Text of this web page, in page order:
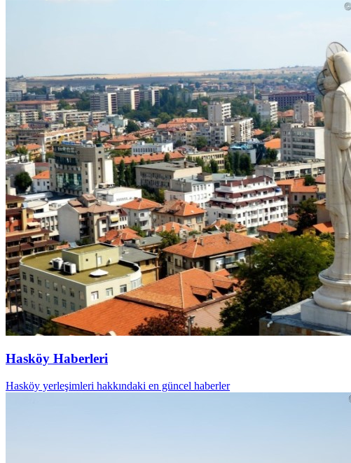
Hasköy Haberleri
Hasköy yerleşimleri hakkındaki en güncel haberler